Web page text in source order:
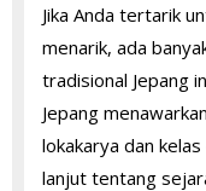
Jika Anda tertarik
menarik, ada
tradisional Jepang
Jepang
lokakarya dan
lanjut tentang